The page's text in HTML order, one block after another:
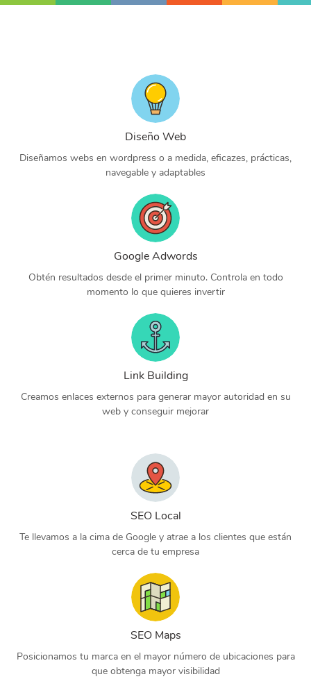
Diseño Web
Diseñamos webs en wordpress o a medida, eficazes, prácticas,
navegable y adaptables
Google Adwords
Obtén resultados desde el primer minuto. Controla en todo
momento lo que quieres invertir
Link Building
Creamos enlaces externos para generar mayor autoridad en su
web y conseguir mejorar
SEO Local
Te llevamos a la cima de Google y atrae a los clientes que están
cerca de tu empresa
SEO Maps
Posicionamos tu marca en el mayor número de ubicaciones para
que obtenga mayor visibilidad